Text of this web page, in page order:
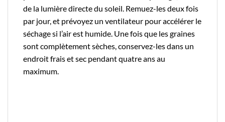
de la lumière directe du soleil. Remuez-les deux fois
par jour, et prévoyez un ventilateur pour accélérer le
séchage si l’air est humide. Une fois que les graines
sont complètement sèches, conservez-les dans un
endroit frais et sec pendant quatre ans au
maximum.